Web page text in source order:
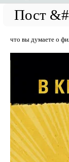
что вы думаете о